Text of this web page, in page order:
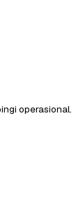
operasional.